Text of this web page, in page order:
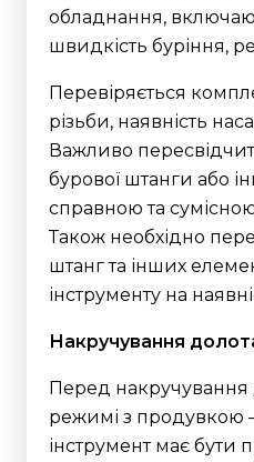
обладнання,
швидкість буріння,
Перевіряється
різьби, наявність
Важливо
бурової штанги або
справною та
Також необхідно
штанг та інших
інструменту на
Накручування
Перед накручування
режимі з продувкою
інструмент має бути